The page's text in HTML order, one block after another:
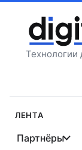
содержимому
Технологии
Лента
Партнёры